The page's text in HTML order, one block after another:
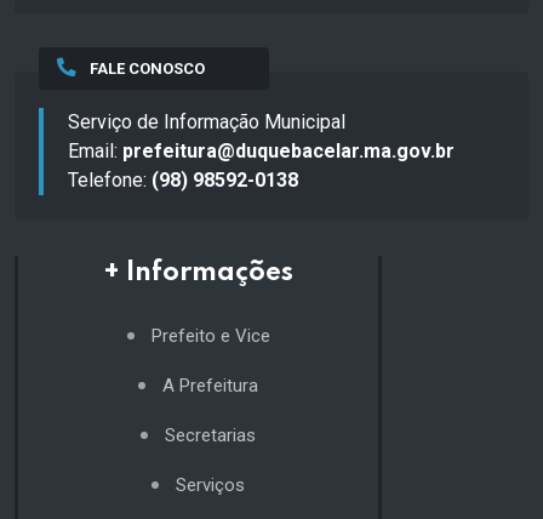
FALE CONOSCO
Serviço de Informação Municipal
Email: prefeitura@duquebacelar.ma.gov.br
Telefone: (98) 98592-0138
+ Informações
Prefeito e Vice
A Prefeitura
Secretarias
Serviços